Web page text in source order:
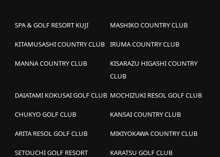
SPA & GOLF RESORT KUJI MASHIKO COUNTRY CLUB
KITAMUSASHI COUNTRY CLUB IRUMA COUNTRY CLUB
MANNA COUNTRY CLUB
KISARAZU HIGASHI COUNTRY
CLUB
DAIATAMI KOKUSAI GOLF CLUB MOCHIZUKI RESOL GOLF CLUB
CHUKYO GOLF CLUB KANSAI COUNTRY CLUB
ARITA RESOL GOLF CLUB MIKIYOKAWA COUNTRY CLUB
SETOUCHI GOLF RESORT KARATSU GOLF CLUB